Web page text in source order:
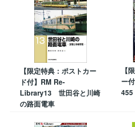
【限定特典：ポストカー
ド付】RM Re-
Library13 世田谷と川崎
の路面電車
【
ー
455